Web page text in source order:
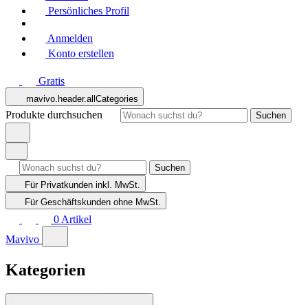
Persönliches Profil
Anmelden
Konto erstellen
Gratis
mavivo.header.allCategories
Produkte durchsuchen Suchen
Suchen
Für Privatkunden inkl. MwSt.
Für Geschäftskunden ohne MwSt.
0 Artikel
Mavivo
Kategorien